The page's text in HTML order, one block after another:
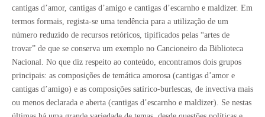
cantigas d’amor, cantigas d’amigo e cantigas d’escarnho e maldizer. Em
termos formais, regista-se uma tendência para a utilização de um
número reduzido de recursos retóricos, tipificados pelas “artes de
trovar” de que se conserva um exemplo no Cancioneiro da Biblioteca
Nacional. No que diz respeito ao conteúdo, encontramos dois grupos
principais: as composições de temática amorosa (cantigas d’amor e
cantigas d’amigo) e as composições satírico-burlescas, de invectiva mais
ou menos declarada e aberta (cantigas d’escarnho e maldizer). Se nestas